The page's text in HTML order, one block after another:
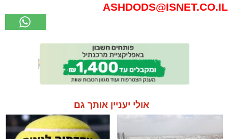
ASHDODS@ISNET.CO.IL
אולי יעניין אותך גם